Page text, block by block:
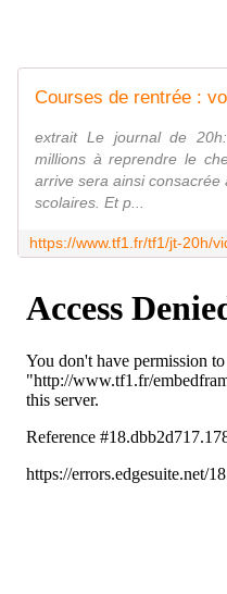
extrait Le journal de
millions à reprendre le
arrive sera ainsi
scolaires. Et p...